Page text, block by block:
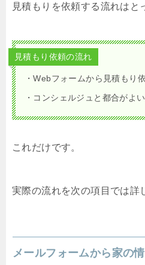
見積もりを依頼する流れはと
見積もり依頼の流れ
・Webフォームから見積もり
・コンシェルジュと都合がよ
これだけです。
実際の流れを次の項目では詳
メールフォームから家の